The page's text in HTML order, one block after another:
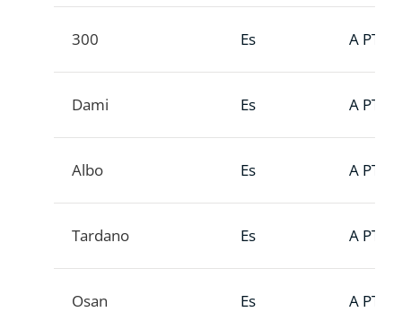
300 Es A PTT
Dami Es A PTT
Albo Es A PTT
Tardano Es A PTT
Osan Es A PTT